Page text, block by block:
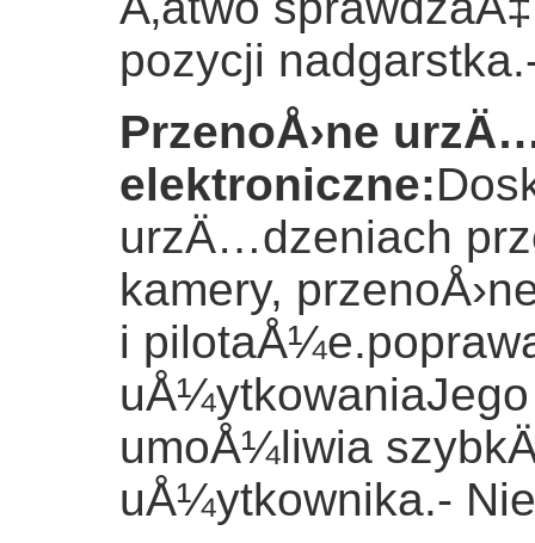
pozycji nadgarstka.
PrzenoÅ›ne
elektroniczne:
urzÄ…dzeniach
kamery,
i
umoÅ¼liwia
uÅ¼ytkownika.-